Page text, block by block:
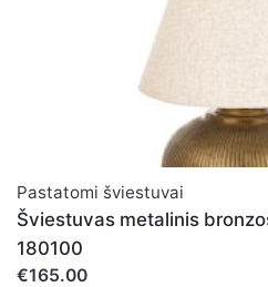
Pastatomi šviestuvai
Šviestuvas metalinis
180100
€165.00